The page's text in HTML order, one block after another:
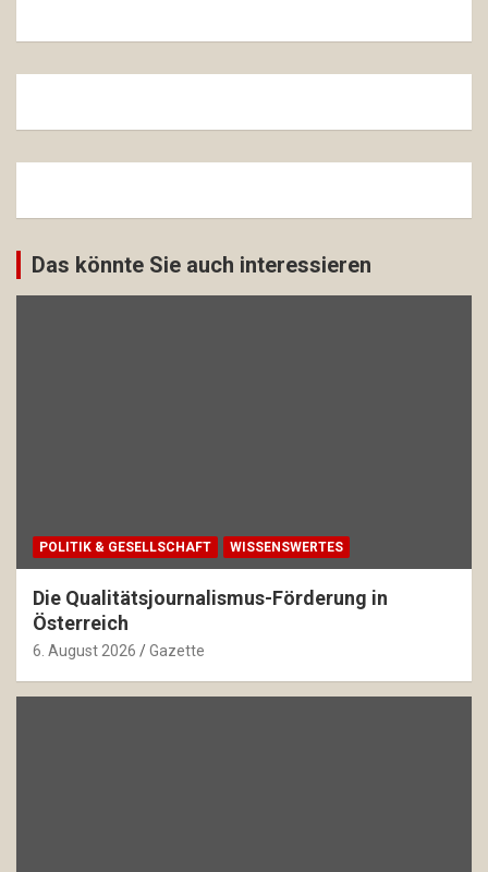
Das könnte Sie auch interessieren
POLITIK & GESELLSCHAFT WISSENSWERTES
Die Qualitätsjournalismus-Förderung in
Österreich
6. August 2026 Gazette